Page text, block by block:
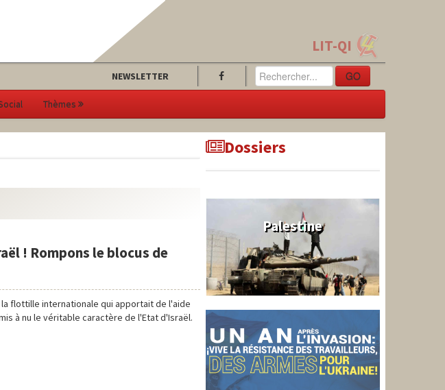
LIT-QI
NEWSLETTER GO
Thèmes
! Rompons le blocus de
flottille internationale qui apportait de l'aide
à nu le véritable caractère de l'Etat d'Israël.
Dossiers
Palestine